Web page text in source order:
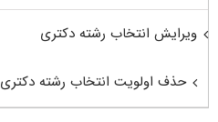
ویرایش انتخاب رشته دکتری
حذف اولویت انتخاب رشته دکتری